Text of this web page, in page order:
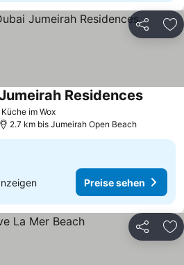
Teilen
im Wox
Residences
2.7 km bis Jumeirah Open Beach
Preise sehen
Teilen